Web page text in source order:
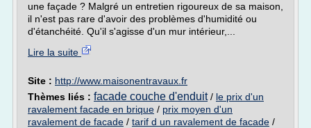
une façade ? Malgré un entretien rigoureux de sa maison,
il n'est pas rare d'avoir des problèmes d'humidité ou
d'étanchéité. Qu'il s'agisse d'un mur intérieur,...
Lire la suite
Site : http://www.maisonentravaux.fr
Thèmes liés : facade couche d'enduit/ le prix d'un
ravalement facade en brique / prix moyen d'un
ravalement de facade / tarif d un ravalement de facade /